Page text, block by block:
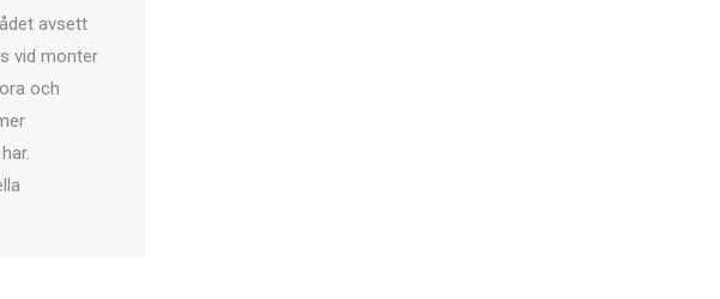
avsett
vid monter
och